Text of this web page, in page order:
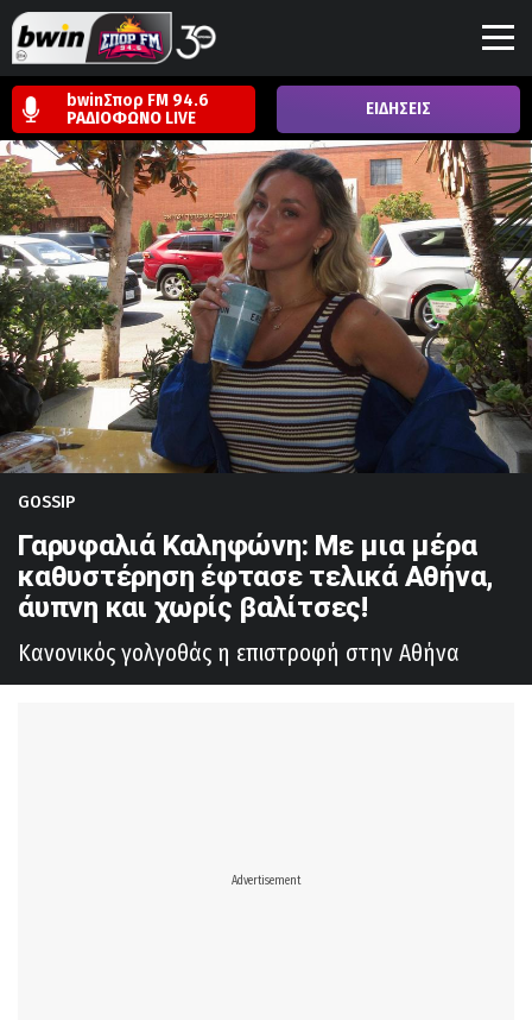
bwinΣπορ FM 94.6
ΡΑΔΙΟΦΩΝΟ LIVE ΕΙΔΗΣΕΙΣ
GOSSIP
Γαρυφαλιά Καληφώνη: Με μια μέρα
καθυστέρηση έφτασε τελικά Αθήνα,
άυπνη και χωρίς βαλίτσες!
Κανονικός γολγοθάς η επιστροφή στην Αθήνα